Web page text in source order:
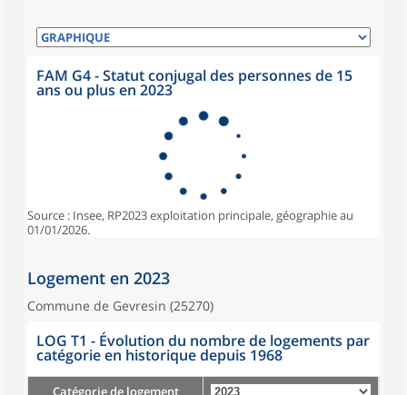
FAM G4 - Statut conjugal des personnes de 15
ans ou plus en 2023
Source : Insee, RP2023 exploitation principale, géographie au
01/01/2026.
Logement en 2023
Commune de Gevresin (25270)
LOG T1 - Évolution du nombre de logements par
catégorie en historique depuis 1968
Catégorie de logement